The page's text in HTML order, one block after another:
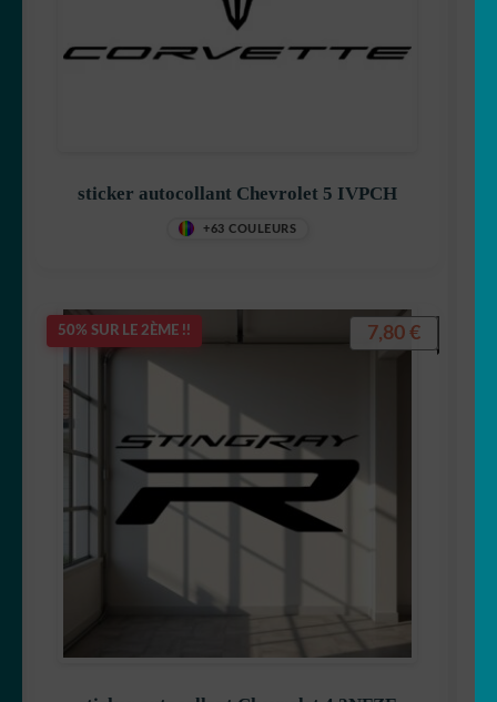
sticker autocollant Chevrolet 5 IVPCH
+63 COULEURS
50% SUR LE 2ÈME !! 7,80 €